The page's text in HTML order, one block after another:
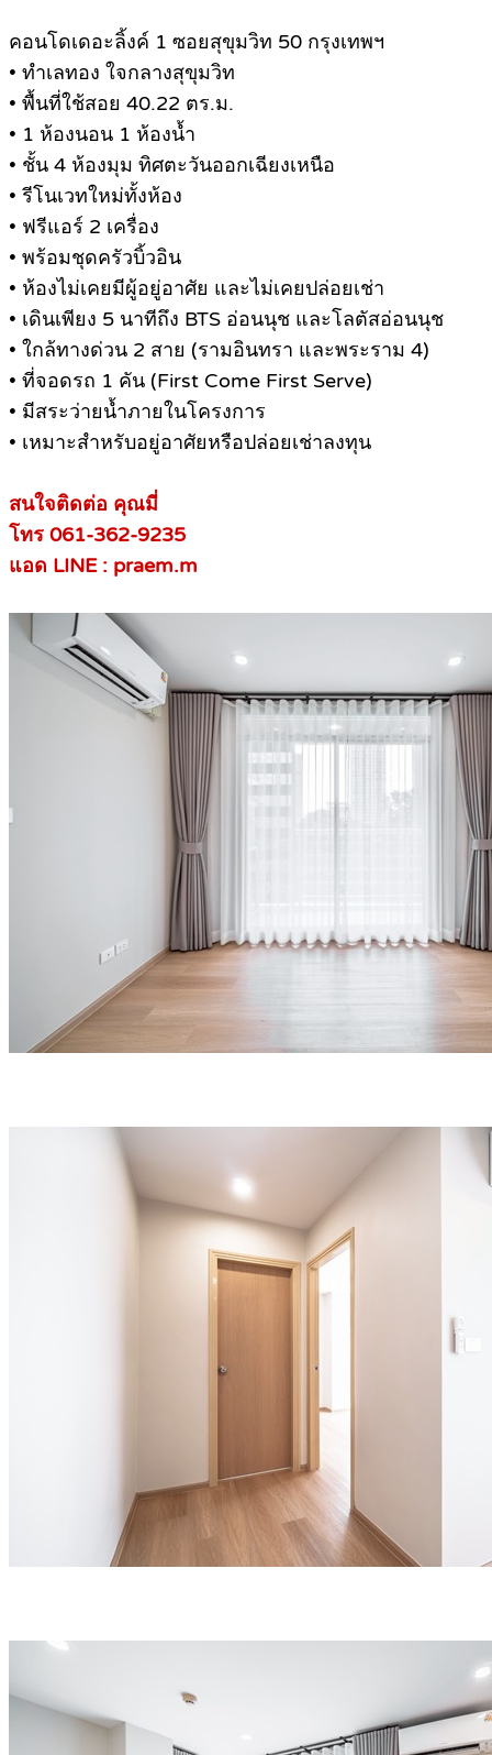
คอนโดเดอะลิ้งค์ 1 ซอยสุขุมวิท 50 กรุงเทพฯ
• ทำเลทอง ใจกลางสุขุมวิท
• พื้นที่ใช้สอย 40.22 ตร.ม.
• 1 ห้องนอน 1 ห้องน้ำ
• ชั้น 4 ห้องมุม ทิศตะวันออกเฉียงเหนือ
• รีโนเวทใหม่ทั้งห้อง
• ฟรีแอร์ 2 เครื่อง
• พร้อมชุดครัวบิ้วอิน
• ห้องไม่เคยมีผู้อยู่อาศัย และไม่เคยปล่อยเช่า
• เดินเพียง 5 นาทีถึง BTS อ่อนนุช และโลตัสอ่อนนุช
• ใกล้ทางด่วน 2 สาย (รามอินทรา และพระราม 4)
• ที่จอดรถ 1 คัน (First Come First Serve)
• มีสระว่ายน้ำภายในโครงการ
• เหมาะสำหรับอยู่อาศัยหรือปล่อยเช่าลงทุน
สนใจติดต่อ คุณมี่
โทร 061-362-9235
แอด LINE : praem.m